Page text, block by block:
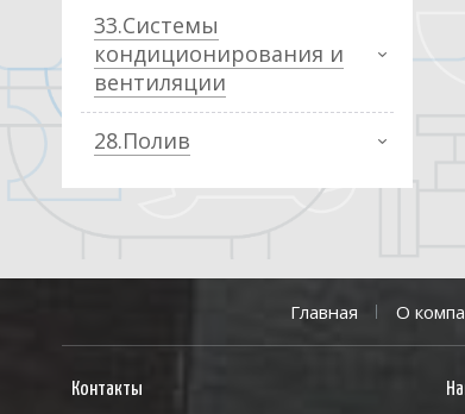
33.Системы
кондиционирования и
вентиляции
28.Полив
Главная О
Контакты